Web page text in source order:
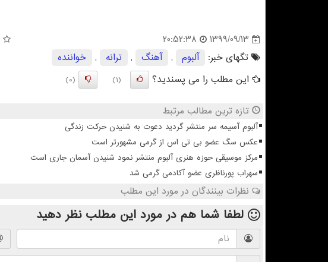
1399/09/13
20:52:38
تگهای خبر:
آلبوم , آهنگ , ترانه ,
خواننده
این مطلب را می پسندید؟
(1)
(0)
تازه ترین مطالب مرتبط
آلبوم آسیمه سر منتشر گردید دعوت به شنیدن حرکت زندگی
عکس سگ عضو بی تی اس از گرمی مشهورتر است
مرکز موسیقی حوزه هنری آلبوم منتشر نمود شنیدن آسمان جاری است
سهراب پورناظری عضو آکادمی گرمی شد
نظرات بینندگان در مورد این مطلب
لطفا شما هم در مورد این مطلب نظر دهید